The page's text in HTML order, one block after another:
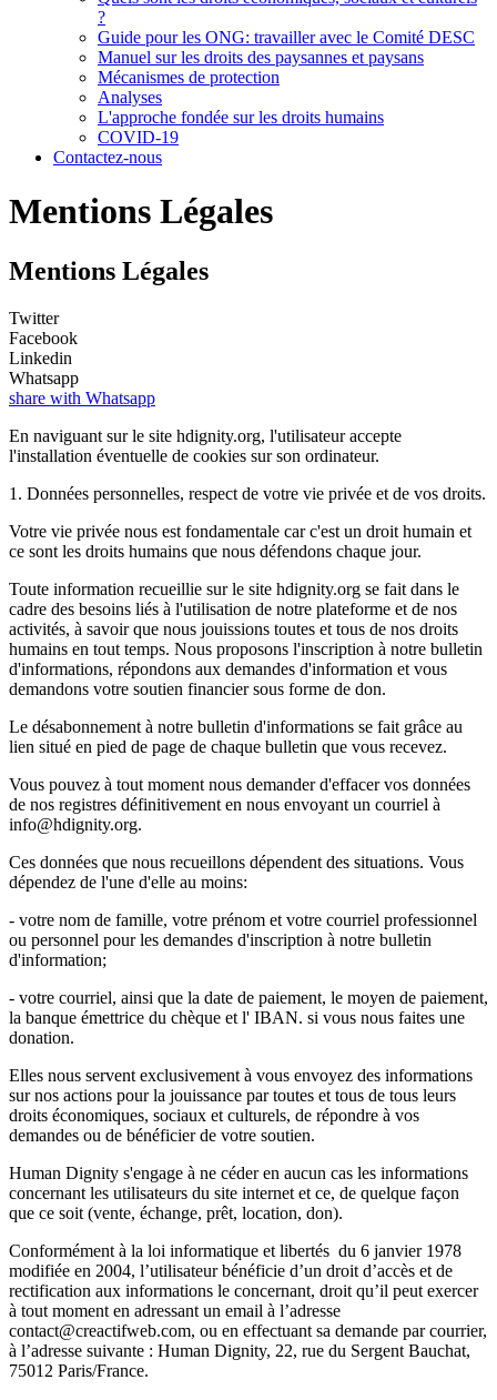
?
Guide pour les ONG: travailler avec le Comité DESC
Manuel sur les droits des paysannes et paysans
Mécanismes de protection
Analyses
L'approche fondée sur les droits humains
COVID-19
Contactez-nous
Mentions Légales
Mentions Légales
Twitter
Facebook
Linkedin
Whatsapp
share with Whatsapp
En naviguant sur le site hdignity.org, l'utilisateur accepte
l'installation éventuelle de cookies sur son ordinateur.
1. Données personnelles, respect de votre vie privée et de vos droits.
Votre vie privée nous est fondamentale car c'est un droit humain et
ce sont les droits humains que nous défendons chaque jour.
Toute information recueillie sur le site hdignity.org se fait dans le
cadre des besoins liés à l'utilisation de notre plateforme et de nos
activités, à savoir que nous jouissions toutes et tous de nos droits
humains en tout temps. Nous proposons l'inscription à notre bulletin
d'informations, répondons aux demandes d'information et vous
demandons votre soutien financier sous forme de don.
Le désabonnement à notre bulletin d'informations se fait grâce au
lien situé en pied de page de chaque bulletin que vous recevez.
Vous pouvez à tout moment nous demander d'effacer vos données
de nos registres définitivement en nous envoyant un courriel à
info@hdignity.org.
Ces données que nous recueillons dépendent des situations. Vous
dépendez de l'une d'elle au moins:
- votre nom de famille, votre prénom et votre courriel professionnel
ou personnel pour les demandes d'inscription à notre bulletin
d'information;
- votre courriel, ainsi que la date de paiement, le moyen de paiement,
la banque émettrice du chèque et l' IBAN. si vous nous faites une
donation.
Elles nous servent exclusivement à vous envoyez des informations
sur nos actions pour la jouissance par toutes et tous de tous leurs
droits économiques, sociaux et culturels, de répondre à vos
demandes ou de bénéficier de votre soutien.
Human Dignity s'engage à ne céder en aucun cas les informations
concernant les utilisateurs du site internet et ce, de quelque façon
que ce soit (vente, échange, prêt, location, don).
Conformément à la loi informatique et libertés du 6 janvier 1978
modifiée en 2004, l’utilisateur bénéficie d’un droit d’accès et de
rectification aux informations le concernant, droit qu’il peut exercer
à tout moment en adressant un email à l’adresse
contact@creactifweb.com, ou en effectuant sa demande par courrier,
à l’adresse suivante : Human Dignity, 22, rue du Sergent Bauchat,
75012 Paris/France.